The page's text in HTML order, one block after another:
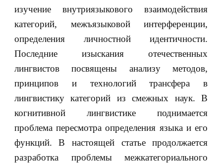
изучение внутриязыкового взаимодействия
категорий, межъязыковой интерференции,
определения личностной идентичности.
Последние изыскания отечественных
лингвистов посвящены анализу методов,
принципов и технологий трансфера в
лингвистику категорий из смежных наук. В
когнитивной лингвистике поднимается
проблема пересмотра определения языка и его
функций. В настоящей статье продолжается
разработка проблемы межкатегориального